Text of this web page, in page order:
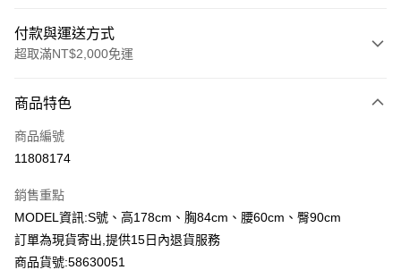
付款與運送方式
超取滿NT$2,000免運
信用卡一次付款
超商取貨付款
Apple Pay
Google Pay
商品特色
商品編號
11808174
銷售重點
MODEL資訊:S號、高178cm、胸84cm、腰60cm、臀90cm
訂單為現貨寄出,提供15日內退貨服務
商品貨號:58630051